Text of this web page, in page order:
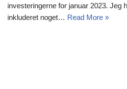
investeringerne for januar 2023. Jeg
inkluderet noget… Read More »